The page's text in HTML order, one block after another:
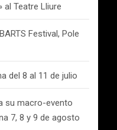
al Teatre Lliure
Festival, Pole
del 8 al 11 de julio
su macro-evento
7, 8 y 9 de agosto